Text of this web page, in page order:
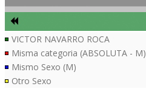
VICTOR NAVARRO ROCA
Misma categoria (ABSOLUTA - M)
Mismo Sexo (M)
Otro Sexo